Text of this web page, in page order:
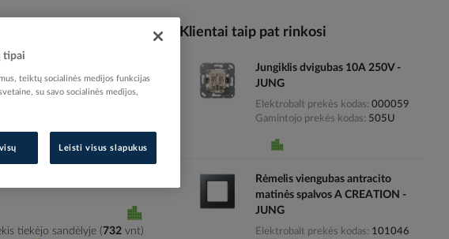
4011377127883
norėdami pamatyti kainas
tiekėjo sandėlyje (732 vnt)
Klientai taip pat rinkosi
Jungiklis dvigubas 10A 250V -
JUNG
Elektrobalt prekės kodas 000059
Gamintojo prekės kodas
505U
Rėmelis viengubas antracito
matinės spalvos A CREATION -
JUNG
Elektrobalt prekės kodas
101046
tipai
teiktų socialinės medijos funkcijas
su savo socialinės medijos,
Leisti visus slapukus